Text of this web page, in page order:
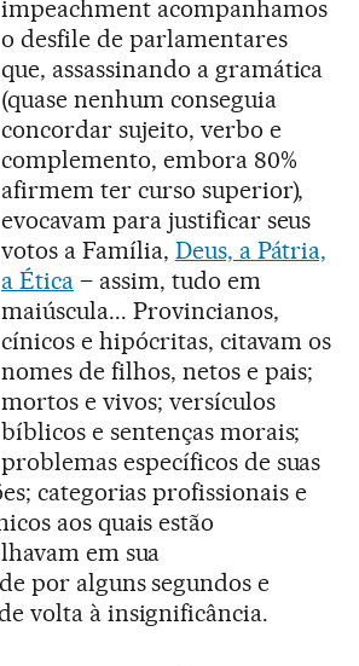
impeachment acompanhamos
o desfile de parlamentares
que, assassinando a gramática
(quase nenhum conseguia
concordar sujeito, verbo e
complemento, embora 80%
afirmem ter curso superior),
evocavam para justificar seus
votos a Família, Deus, a Pátria,
a Ética– assim, tudo em
maiúscula... Provincianos,
cínicos e hipócritas, citavam os
nomes de filhos, netos e pais;
mortos e vivos; versículos
bíblicos e sentenças morais;
problemas específicos de suas
categorias profissionais e
aos quais estão
em sua
por alguns segundos e
volta à insignificância.